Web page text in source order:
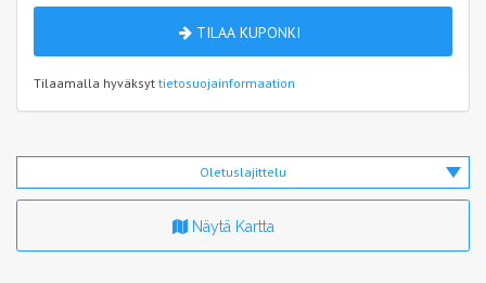
TILAA KUPONKI
Tilaamalla hyväksyt tietosuojainformaation
Oletuslajittelu
Näytä Kartta